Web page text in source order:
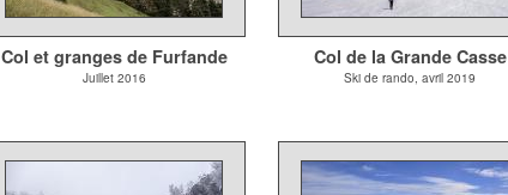
Col et granges de Furfande
Juillet 2016
Col de la Grande Casse
Ski de rando, avril 2019